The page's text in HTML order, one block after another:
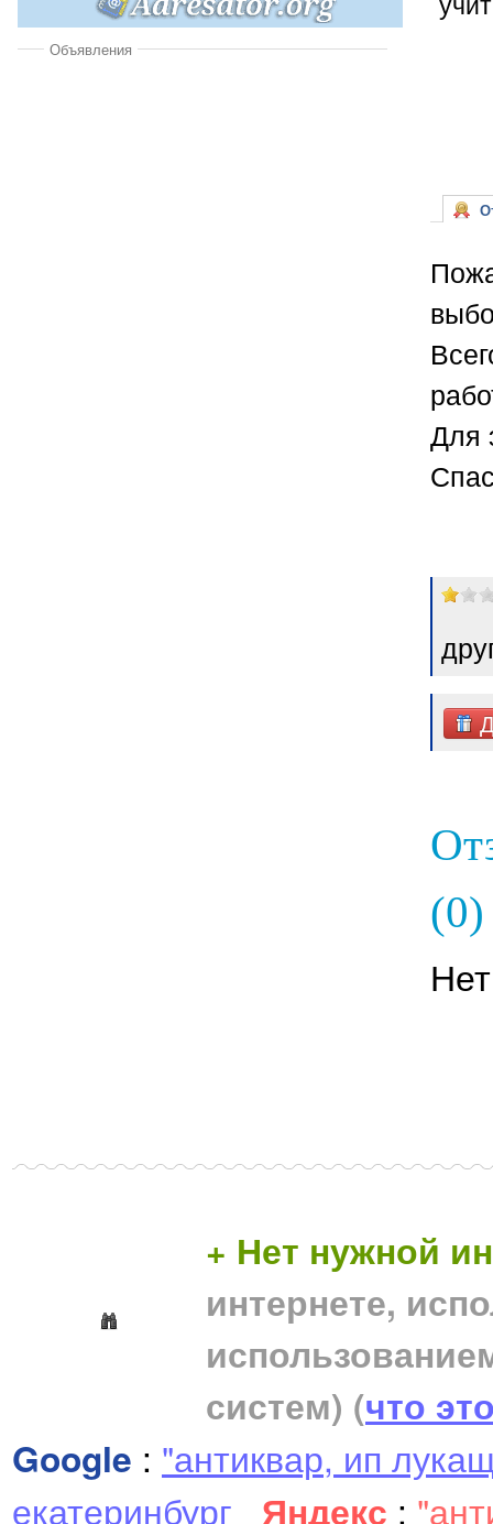
Объявления
Для
(0)
+ Нет нужной
интернете,
систем) (что
Google : "антиквар, ип
екатеринбург
Яндекс :